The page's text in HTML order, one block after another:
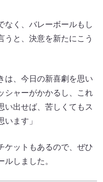
なく、バレーボールもし
うと、決意を新たにこう
は、今日の新喜劇を思い
シャーがかかるし、これ
い出せば、苦しくてもス
ます」
ケットもあるので、ぜひ
ルしました。